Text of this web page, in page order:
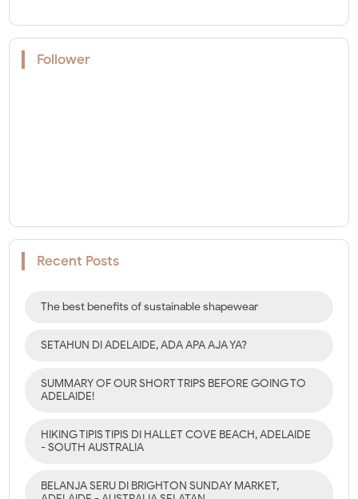
Follower
Recent Posts
The best benefits of sustainable shapewear
SETAHUN DI ADELAIDE, ADA APA AJA YA?
SUMMARY OF OUR SHORT TRIPS BEFORE GOING TO
ADELAIDE!
HIKING TIPIS TIPIS DI HALLET COVE BEACH, ADELAIDE
- SOUTH AUSTRALIA
BELANJA SERU DI BRIGHTON SUNDAY MARKET,